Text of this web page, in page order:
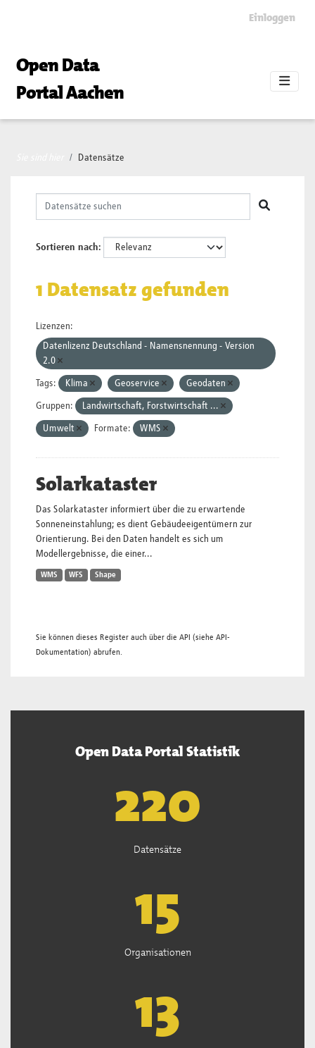
Einloggen
Open Data
Portal Aachen
Datensätze
Sortieren nach
1 Datensatz gefunden
Lizenzen:
Datenlizenz Deutschland - Namensnennung - Version
2.0
Tags: Klima Geoservice Geodaten
Gruppen: Landwirtschaft, Forstwirtschaft ...
Umwelt Formate: WMS
Solarkataster
Das Solarkataster informiert über die zu erwartende
Sonneneinstahlung; es dient Gebäudeeigentümern zur
Orientierung. Bei den Daten handelt es sich um
Modellergebnisse, die einer...
WMS WFS Shape
Sie können dieses Register auch über die API (siehe API-
Dokumentation) abrufen.
Open Data Portal Statistik
222
Datensätze
15
Organisationen
13